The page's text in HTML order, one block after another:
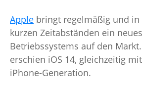
Apple bringt regelmäßig und in
kurzen Zeitabständen ein
Betriebssystems auf den
erschien iOS 14, gleichzeitig
iPhone-Generation.